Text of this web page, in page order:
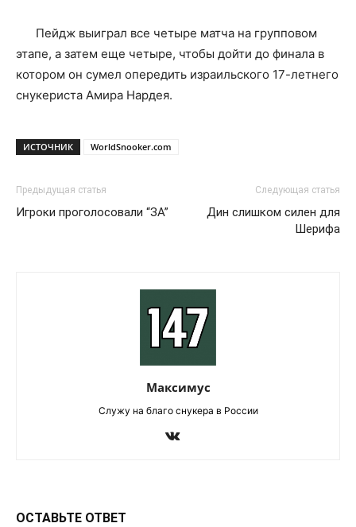
Пейдж выиграл все четыре матча на групповом
этапе, а затем еще четыре, чтобы дойти до финала в
котором он сумел опередить израильского 17-летнего
снукериста Амира Нардея.
ИСТОЧНИК WorldSnooker.com
Предыдущая статья
Игроки проголосовали “ЗА”
Следующая статья
Дин слишком силен для
Шерифа
Максимус
Служу на благо снукера в России
ОСТАВЬТЕ ОТВЕТ